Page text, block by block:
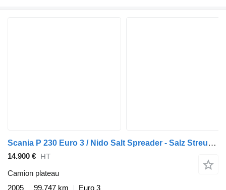
Scania P 230 Euro 3 / Nido Salt Spreader - Salz Streuer 5 m3
14.900 € HT
Camion plateau
2005
99.747 km
Euro 3